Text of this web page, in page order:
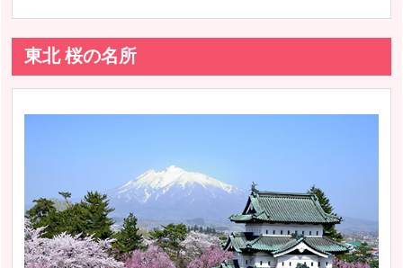
東北 桜の名所